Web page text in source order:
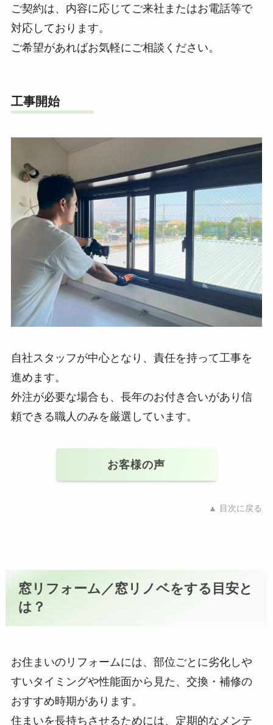
ご契約は、内容に応じてご来社またはお電話等で
対応しております。
ご希望があればお気軽にご相談ください。
工事開始
自社スタッフが中心となり、責任を持って工事を
進めます。
外注が必要な場合も、長年のお付き合いがあり信
頼できる職人のみを厳選しています。
お客様の声
▲ 目次に戻る
窓リフォーム／窓リノベをする目安と
は？
お住まいのリフォームには、部位ごとに劣化しや
すいタイミングや性能面から見た、交換・補修の
おすすめ時期があります。
住まいを長持ちさせるためには、定期的なメンテ